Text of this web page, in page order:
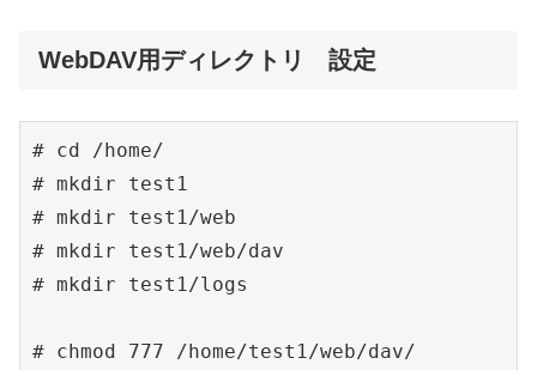
WebDAV用ディレクトリ 設定
# cd /home/
# mkdir test1
# mkdir test1/web
# mkdir test1/web/dav
# mkdir test1/logs
# chmod 777 /home/test1/web/dav/